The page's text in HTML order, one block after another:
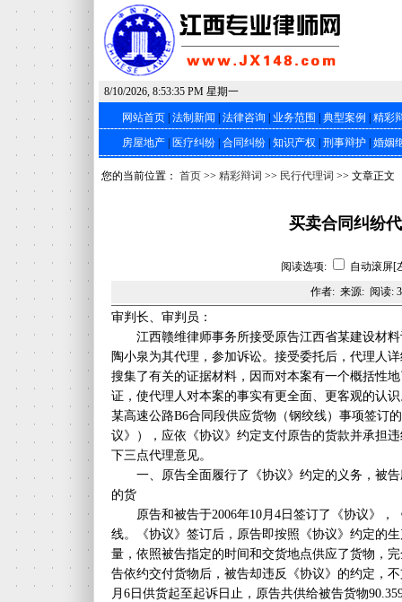
8/10/2026, 8:53:36 PM 星期一
网站首页 法制新闻 法律咨询 业务范围 典型案例
精彩
房屋地产
医疗纠纷 合同纠纷 知识产权 刑事辩护 婚姻
您的当前位置： 首页 >> 精彩辩词 >> 民行代理词 >> 文章正文
买卖合同纠纷
阅读选项:
自动滚屏[
作者: 来源: 阅读:
审判长、审判员：
江西赣维律师事务所接受原告江西省某建设材料
陶小泉为其代理，参加诉讼。接受委托后，代理人
搜集了有关的证据材料，因而对本案有一个概括性
证，使代理人对本案的事实有更全面、更客观的认
某高速公路B6合同段供应货物（钢绞线）事项签订
议》），应依《协议》约定支付原告的货款并承担
下三点代理意见。
一、原告全面履行了《协议》约定的义务，被告
的货
原告和被告于2006年10月4日签订了《协议》，
线。《协议》签订后，原告即按照《协议》约定的
量，依照被告指定的时间和交货地点供应了货物，
告依约交付货物后，被告却违反《协议》的约定，
月6日供货起至起诉日止，原告共供给被告货物